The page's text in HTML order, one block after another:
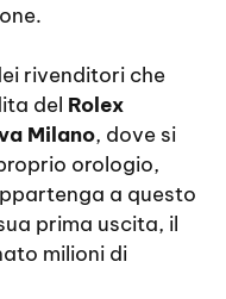
rivenditori che
del Rolex
Milano, dove si
orologio,
a questo
prima uscita, il
milioni di